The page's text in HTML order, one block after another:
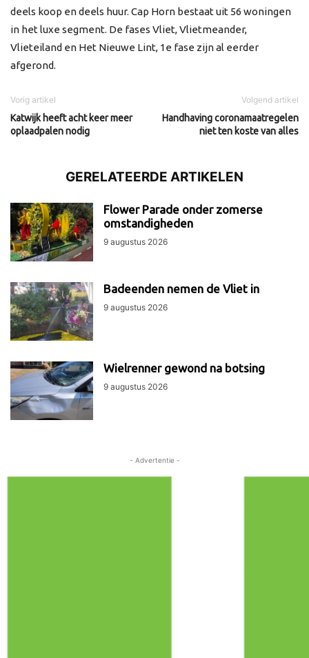
deels koop en deels huur. Cap Horn bestaat uit 56 woningen
in het luxe segment. De fases Vliet, Vlietmeander,
Vlieteiland en Het Nieuwe Lint, 1e fase zijn al eerder
afgerond.
Vorig artikel
Katwijk heeft acht keer meer
oplaadpalen nodig
Volgend artikel
Handhaving coronamaatregelen
niet ten koste van alles
GERELATEERDE ARTIKELEN
Flower Parade onder zomerse
omstandigheden
9 augustus 2026
Badeenden nemen de Vliet in
9 augustus 2026
Wielrenner gewond na botsing
9 augustus 2026
- Advertentie -